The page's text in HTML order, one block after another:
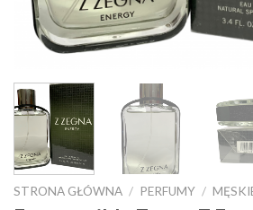
STRONA GŁÓWNA / PERFUMY /